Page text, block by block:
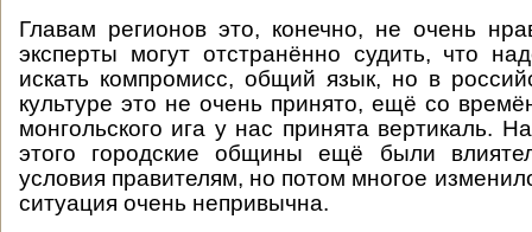
Главам регионов это, конечно, не очень
эксперты могут отстранённо судить, что
искать компромисс, общий язык, но в
культуре это не очень принято, ещё со
монгольского ига у нас принята вертикаль.
этого городские общины ещё были
условия правителям, но потом многое
ситуация очень непривычна.